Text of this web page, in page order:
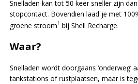
Snelladen kan tot 50 keer sneller zijn
stopcontact. Bovendien laad je met
groene stroom1 bij Shell Recharge.
Waar?
Snelladen wordt doorgaans ‘onderweg’
tankstations of rustplaatsen, maar is